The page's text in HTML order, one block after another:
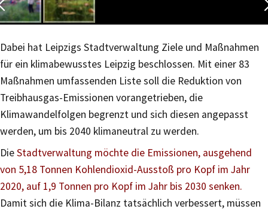
Dabei hat Leipzigs Stadtverwaltung Ziele und Maßnahmen
für ein klimabewusstes Leipzig beschlossen. Mit einer 83
Maßnahmen umfassenden Liste soll die Reduktion von
Treibhausgas-Emissionen vorangetrieben, die
Klimawandelfolgen begrenzt und sich diesen angepasst
werden, um bis 2040 klimaneutral zu werden.
DieStadtverwaltung möchte die Emissionen, ausgehend
von 5,18 Tonnen Kohlendioxid-Ausstoß pro Kopf im Jahr
2020, auf 1,9 Tonnen pro Kopf im Jahr bis 2030 senken.
Damit sich die Klima-Bilanz tatsächlich verbessert, müssen